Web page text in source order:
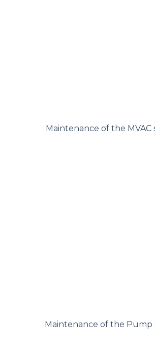
Maintenance of the MVAC
Maintenance of the Pump